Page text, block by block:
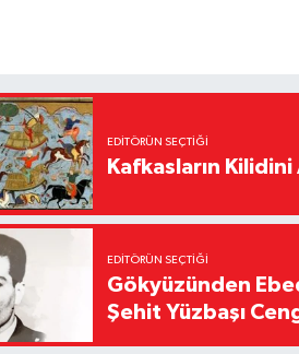
EDITÖRÜN SEÇTIĞI
Kafkasların Kilidini
EDITÖRÜN SEÇTIĞI
Gökyüzünden
Şehit Yüzbaşı